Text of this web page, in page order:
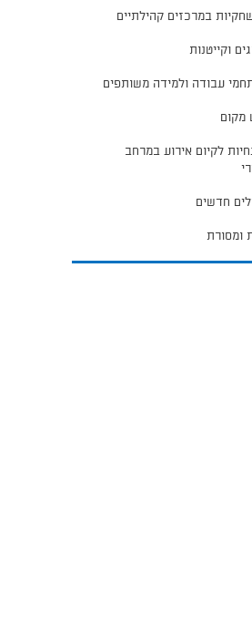
במרכזים קהילתיים
וקייטנות
עבודה ולמידה משותפים
מקום
לקיום אירוע במרחב
חדשים
ומסורת